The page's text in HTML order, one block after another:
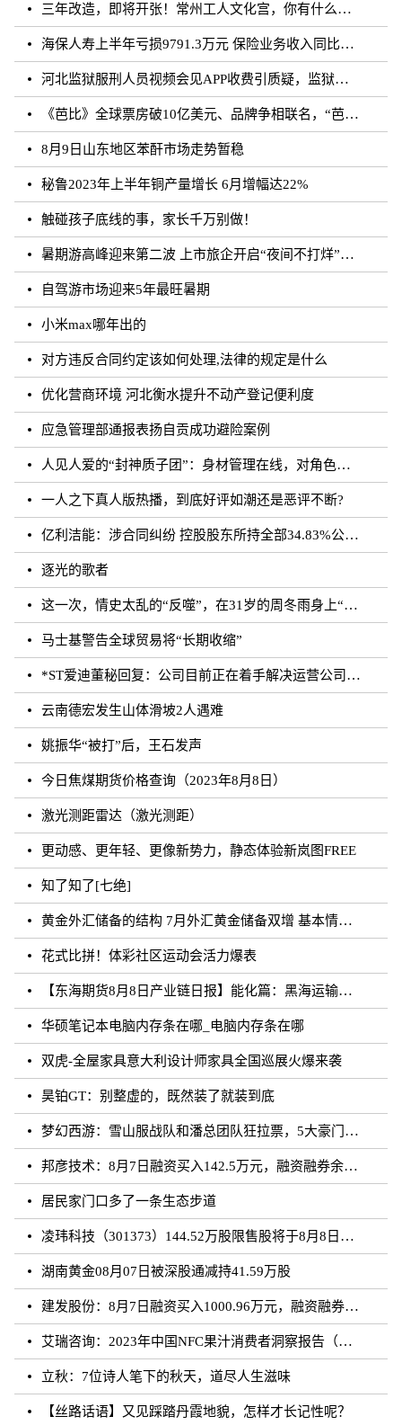
三年改造，即将开张！常州工人文化宫，你有什么话说？
海保人寿上半年亏损9791.3万元 保险业务收入同比增长约50.73%
河北监狱服刑人员视频会见APP收费引质疑，监狱：开发公司收取
《芭比》全球票房破10亿美元、品牌争相联名，“芭比”IP第二春来临？
8月9日山东地区苯酐市场走势暂稳
秘鲁2023年上半年铜产量增长 6月增幅达22%
触碰孩子底线的事，家长千万别做！
暑期游高峰迎来第二波 上市旅企开启“夜间不打烊”模式
自驾游市场迎来5年最旺暑期
小米max哪年出的
对方违反合同约定该如何处理,法律的规定是什么
优化营商环境 河北衡水提升不动产登记便利度
应急管理部通报表扬自贡成功避险案例
人见人爱的“封神质子团”：身材管理在线，对角色有信念｜文化观察
一人之下真人版热播，到底好评如潮还是恶评不断?
亿利洁能：涉合同纠纷 控股股东所持全部34.83%公司股份被司法轮候冻结
逐光的歌者
这一次，情史太乱的“反噬”，在31岁的周冬雨身上“应验”了！
马士基警告全球贸易将“长期收缩”
*ST爱迪董秘回复：公司目前正在着手解决运营公司剩余无法确权的委托代销商品相关事宜，如有进展
云南德宏发生山体滑坡2人遇难
姚振华“被打”后，王石发声
今日焦煤期货价格查询（2023年8月8日）
激光测距雷达（激光测距）
更动感、更年轻、更像新势力，静态体验新岚图FREE
知了知了[七绝]
黄金外汇储备的结构 7月外汇黄金储备双增 基本情况讲解
花式比拼！体彩社区运动会活力爆表
【东海期货8月8日产业链日报】能化篇：黑海运输风险未发酵，油价下跌
华硕笔记本电脑内存条在哪_电脑内存条在哪
双虎-全屋家具意大利设计师家具全国巡展火爆来袭
昊铂GT：别整虚的，既然装了就装到底
梦幻西游：雪山服战队和潘总团队狂拉票，5大豪门带花果山打服战
邦彦技术：8月7日融资买入142.5万元，融资融券余额5198.17万元
居民家门口多了一条生态步道
凌玮科技（301373）144.52万股限售股将于8月8日解禁上市，占总股本1.33%
湖南黄金08月07日被深股通减持41.59万股
建发股份：8月7日融资买入1000.96万元，融资融券余额4.87亿元
艾瑞咨询：2023年中国NFC果汁消费者洞察报告（附下载）
立秋：7位诗人笔下的秋天，道尽人生滋味
【丝路话语】又见踩踏丹霞地貌，怎样才长记性呢？